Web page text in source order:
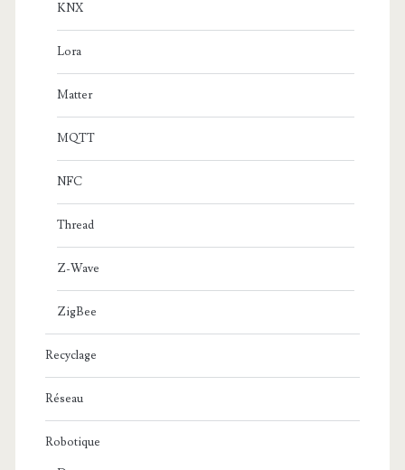
KNX
Lora
Matter
MQTT
NFC
Thread
Z-Wave
ZigBee
Recyclage
Réseau
Robotique